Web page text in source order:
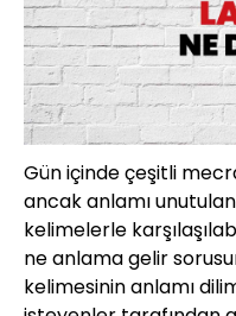
Gün içinde çeşitli
ancak anlamı
kelimelerle
ne anlama gelir
kelimesinin anlamı